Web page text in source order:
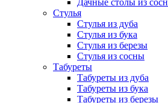
Дачные столы из
Стулья
Стулья из дуба
Стулья из бука
Стулья из березы
Стулья из сосны
Табуреты
Табуреты из дуба
Табуреты из бука
Табуреты из березы